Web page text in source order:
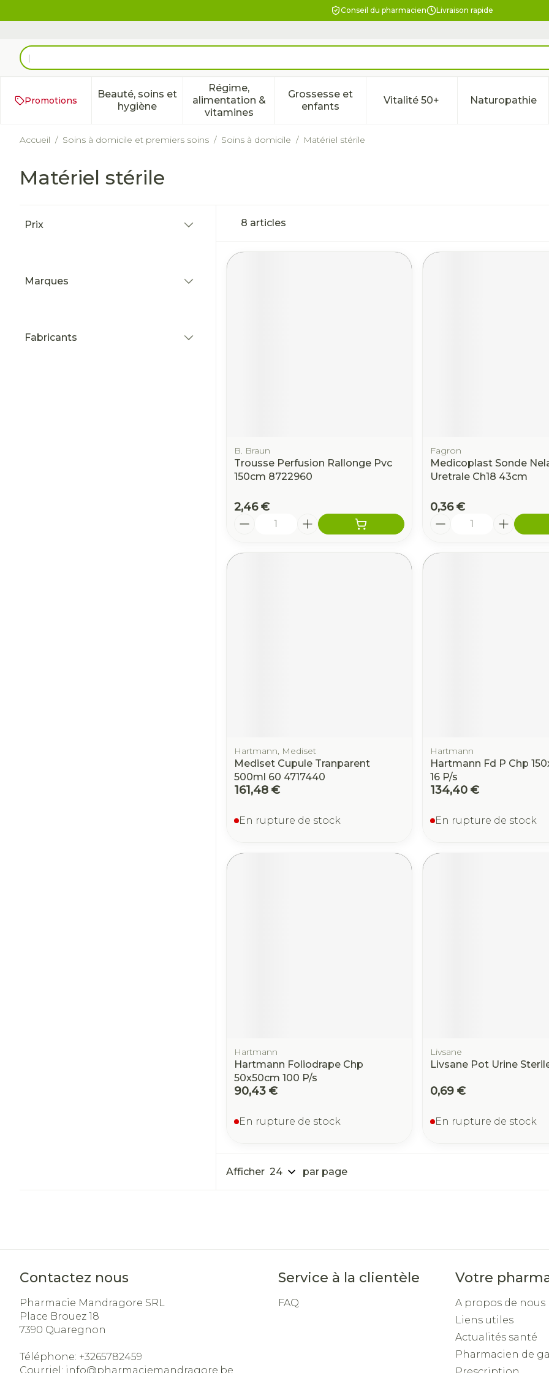
Conseil du pharmacien Livraison rapide
Rechercher
Promotions
Beauté, soins et
hygièneAfficher le sous-menu pour la catégorie Beauté, soins et hygiène
Régime,
alimentation &
vitamines
Afficher le sous-menu pour la catégorie Régime, alimentation &
Grossesse et
enfantsAfficher le sous-menu pour la catégorie
Vitalité 50+Afficher le sous-menu pour
Naturopathie
Afficher
Accueil / Soins à domicile et premiers soins / Soins à domicile / Matériel stérile
Matériel stérile
Prix
Marques
Fabricants
8 articles
B. Braun
Trousse Perfusion Rallonge Pvc
150cm 8722960
2,46 €
Quantité
Fagron
Medicoplast Sonde
Uretrale Ch18 43cm
0,36 €
Quantité
Hartmann, Mediset
Mediset Cupule Tranparent
500ml 60 4717440
161,48 €
En rupture de stock
Hartmann
Hartmann Fd P Chp
16 P/s
134,40 €
En rupture de stock
Hartmann
Hartmann Foliodrape Chp
50x50cm 100 P/s
90,43 €
En rupture de stock
Livsane
Livsane Pot Urine
0,69 €
En rupture de stock
Afficher par page
Contactez nous
Pharmacie Mandragore SRL
Place Brouez 18
7390 Quaregnon
Téléphone: +3265782459
Courriel: info@pharmaciemandragore.be
Service à la clientèle
FAQ
Votre
A propos de nous
Liens utiles
Actualités santé
Pharmacien de